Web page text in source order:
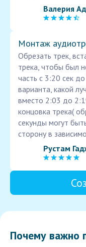
Валерия
Монтаж
Обрезать трек,
трека, чтобы был
часть с 3:20 сек
варианта, какой
вместо 2:03 до
концовка трека(
секунды могут
сторону в
Рустам
Почему важно